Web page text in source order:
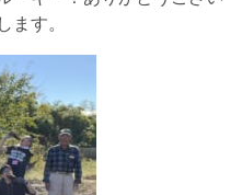
ます。